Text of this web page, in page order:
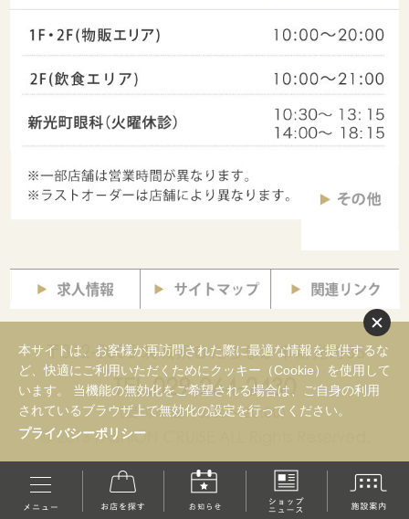
本サイトは、お客様が再訪問された際に最適な情報を提供するな
ど、快適にご利用いただくためにクッキー（Cookie）を使用して
います。 当機能の無効化をご希望される場合は、ご自身の利用
されているブラウザ上で無効化の設定を行ってください。
プライバシーポリシー